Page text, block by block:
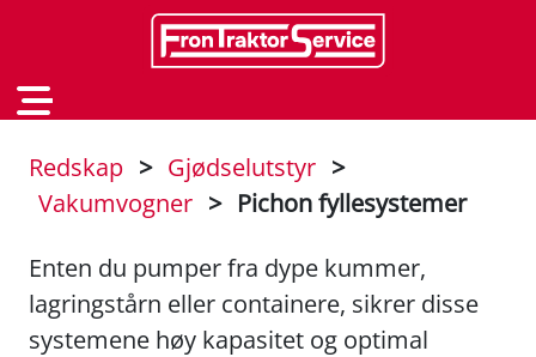
Redskap > Gjødselutstyr >
Vakumvogner > Pichon fyllesystemer
Enten du pumper fra dype kummer,
lagringstårn eller containere, sikrer disse
systemene høy kapasitet og optimal